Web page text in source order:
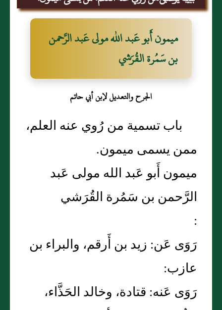
ميمون أَبو عَبد الله مولى عَبد الرَّحمن
بن سَمُرة القُرَشي
الجرح والتعديل لإبن أبي حاتم
باب تسمية من رُوي عنه العلم،
ممن يسمى ميمون.
ميمون أَبو عَبد الله مولى عَبد
الرَّحمن بن سَمُرة القُرَشي
:
رَوَى عَن: زيد بن أَرقم، والبراء بن
عازب:
رَوَى عَنه: قتادة، وخالد الحَذَّاء،